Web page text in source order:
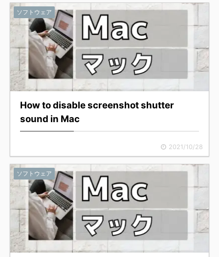
ソフトウェア
How to disable screenshot shutter
sound in Mac
2021/10/28
ソフトウェア